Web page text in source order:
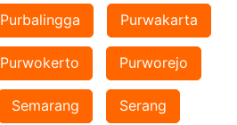
Purbalingga Purwakarta
Purwokerto Purworejo
Semarang Serang